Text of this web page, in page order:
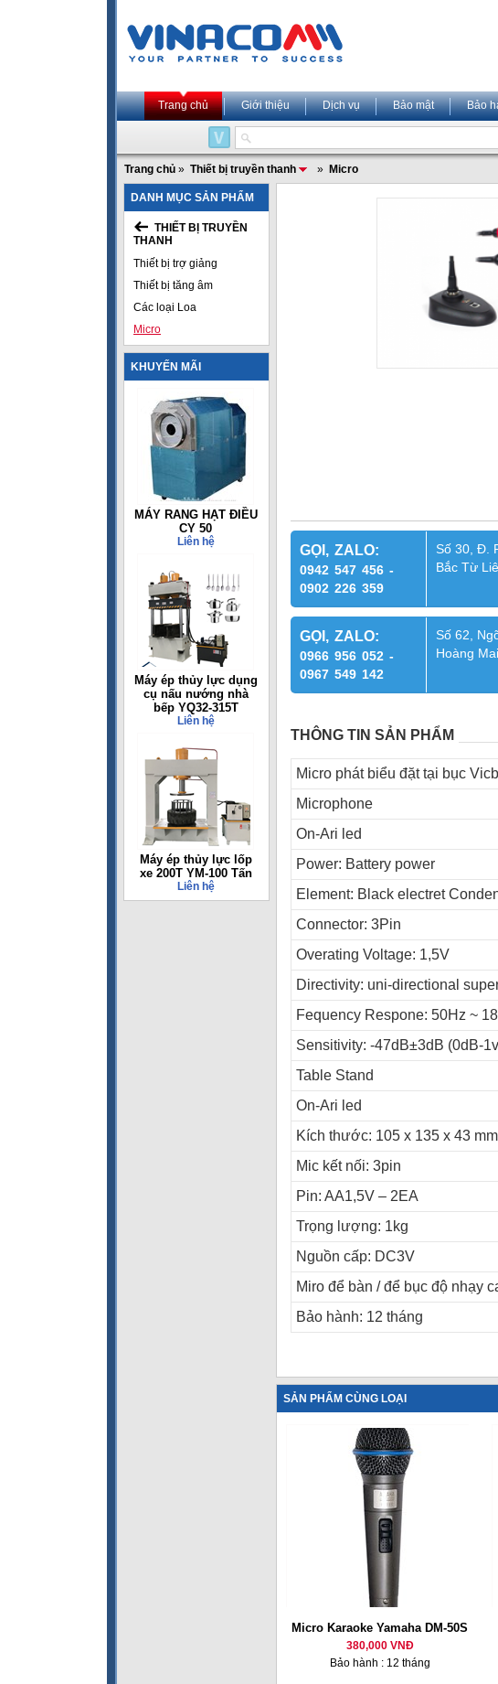
Trang chủ Giới thiệu Dịch vụ Bảo mật Bảo
Trang chủ » Thiết bị truyền thanh » Micro
DANH MỤC SẢN PHẨM
THIẾT BỊ TRUYỀN
THANH
Thiết bị trợ giảng
Thiết bị tăng âm
Các loại Loa
Micro
KHUYẾN MÃI
MÁY RANG HẠT ĐIỀU
CY 50
Liên hệ
Máy ép thủy lực dụng
cụ nấu nướng nhà
bếp YQ32-315T
Liên hệ
Máy ép thủy lực lốp
xe 200T YM-100 Tấn
Liên hệ
GỌI, ZALO:
0942 547 456 -
0902 226 359
Số 30, Đ.
Bắc Từ
GỌI, ZALO:
0966 956 052 -
0967 549 142
Số 62,
Hoàng
THÔNG TIN SẢN PHẨM
Micro phát biểu đặt tại bục
Microphone
On-Ari led
Power: Battery power
Element: Black electret
Connector: 3Pin
Overating Voltage: 1,5V
Directivity: uni-directional
Fequency Respone: 50Hz ~
Sensitivity: -47dB±3dB (0dB-
Table Stand
On-Ari led
Kích thước: 105 x 135 x 43 mm
Mic kết nối: 3pin
Pin: AA1,5V – 2EA
Trọng lượng: 1kg
Nguồn cấp: DC3V
Miro để bàn / để bục độ nhạy
Bảo hành: 12 tháng
SẢN PHẨM CÙNG LOẠI
Micro Karaoke Yamaha DM-50S
380,000 VNĐ
Bảo hành : 12 tháng